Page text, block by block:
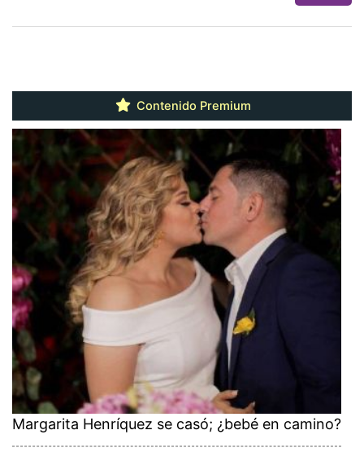
Contenido Premium
Margarita Henríquez se casó; ¿bebé en camino?